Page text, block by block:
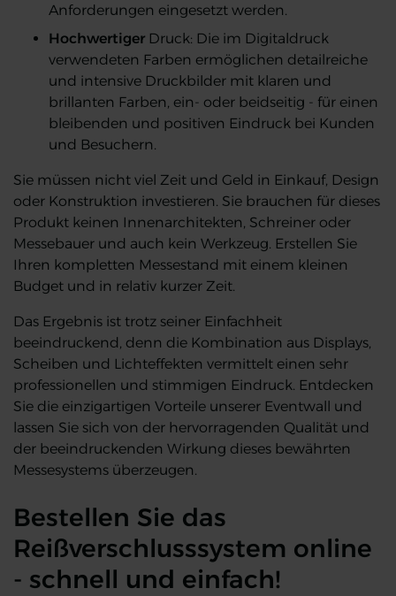
Anforderungen eingesetzt werden.
Hochwertiger Druck: Die im Digitaldruck
verwendeten Farben ermöglichen detailreiche
und intensive Druckbilder mit klaren und
brillanten Farben, ein- oder beidseitig - für einen
bleibenden und positiven Eindruck bei Kunden
und Besuchern.
Sie müssen nicht viel Zeit und Geld in Einkauf, Design
oder Konstruktion investieren. Sie brauchen für dieses
Produkt keinen Innenarchitekten, Schreiner oder
Messebauer und auch kein Werkzeug. Erstellen Sie
Ihren kompletten Messestand mit einem kleinen
Budget und in relativ kurzer Zeit.
Das Ergebnis ist trotz seiner Einfachheit
beeindruckend, denn die Kombination aus Displays,
Scheiben und Lichteffekten vermittelt einen sehr
professionellen und stimmigen Eindruck. Entdecken
Sie die einzigartigen Vorteile unserer Eventwall und
lassen Sie sich von der hervorragenden Qualität und
der beeindruckenden Wirkung dieses bewährten
Messesystems überzeugen.
Bestellen Sie das
Reißverschlusssystem online
- schnell und einfach!